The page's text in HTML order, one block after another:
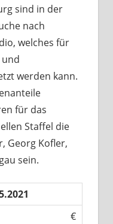
sind in der
nach
welches für
werden kann.
für das
Staffel die
Georg Kofler,
sein.
€